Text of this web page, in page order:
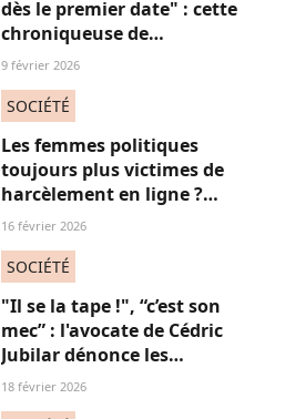
dès le premier date" : cette
chroniqueuse de
Quotidien s'amuse de
absolument jubilatoire
9 février 2026
SOCIÉTÉ
Les femmes politiques
toujours plus victimes de
harcèlement en ligne ?
Une étude interroge ce
16 février 2026
SOCIÉTÉ
"Il se la tape !", “c’est son
mec” : l'avocate de Cédric
Jubilar dénonce les
réflexions misogynes
18 février 2026